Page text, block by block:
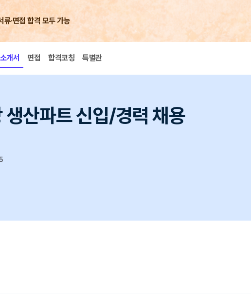
류·면접 합격 모두 가능
개서 면접 합격코칭 특별관
산파트 신입/경력 채용